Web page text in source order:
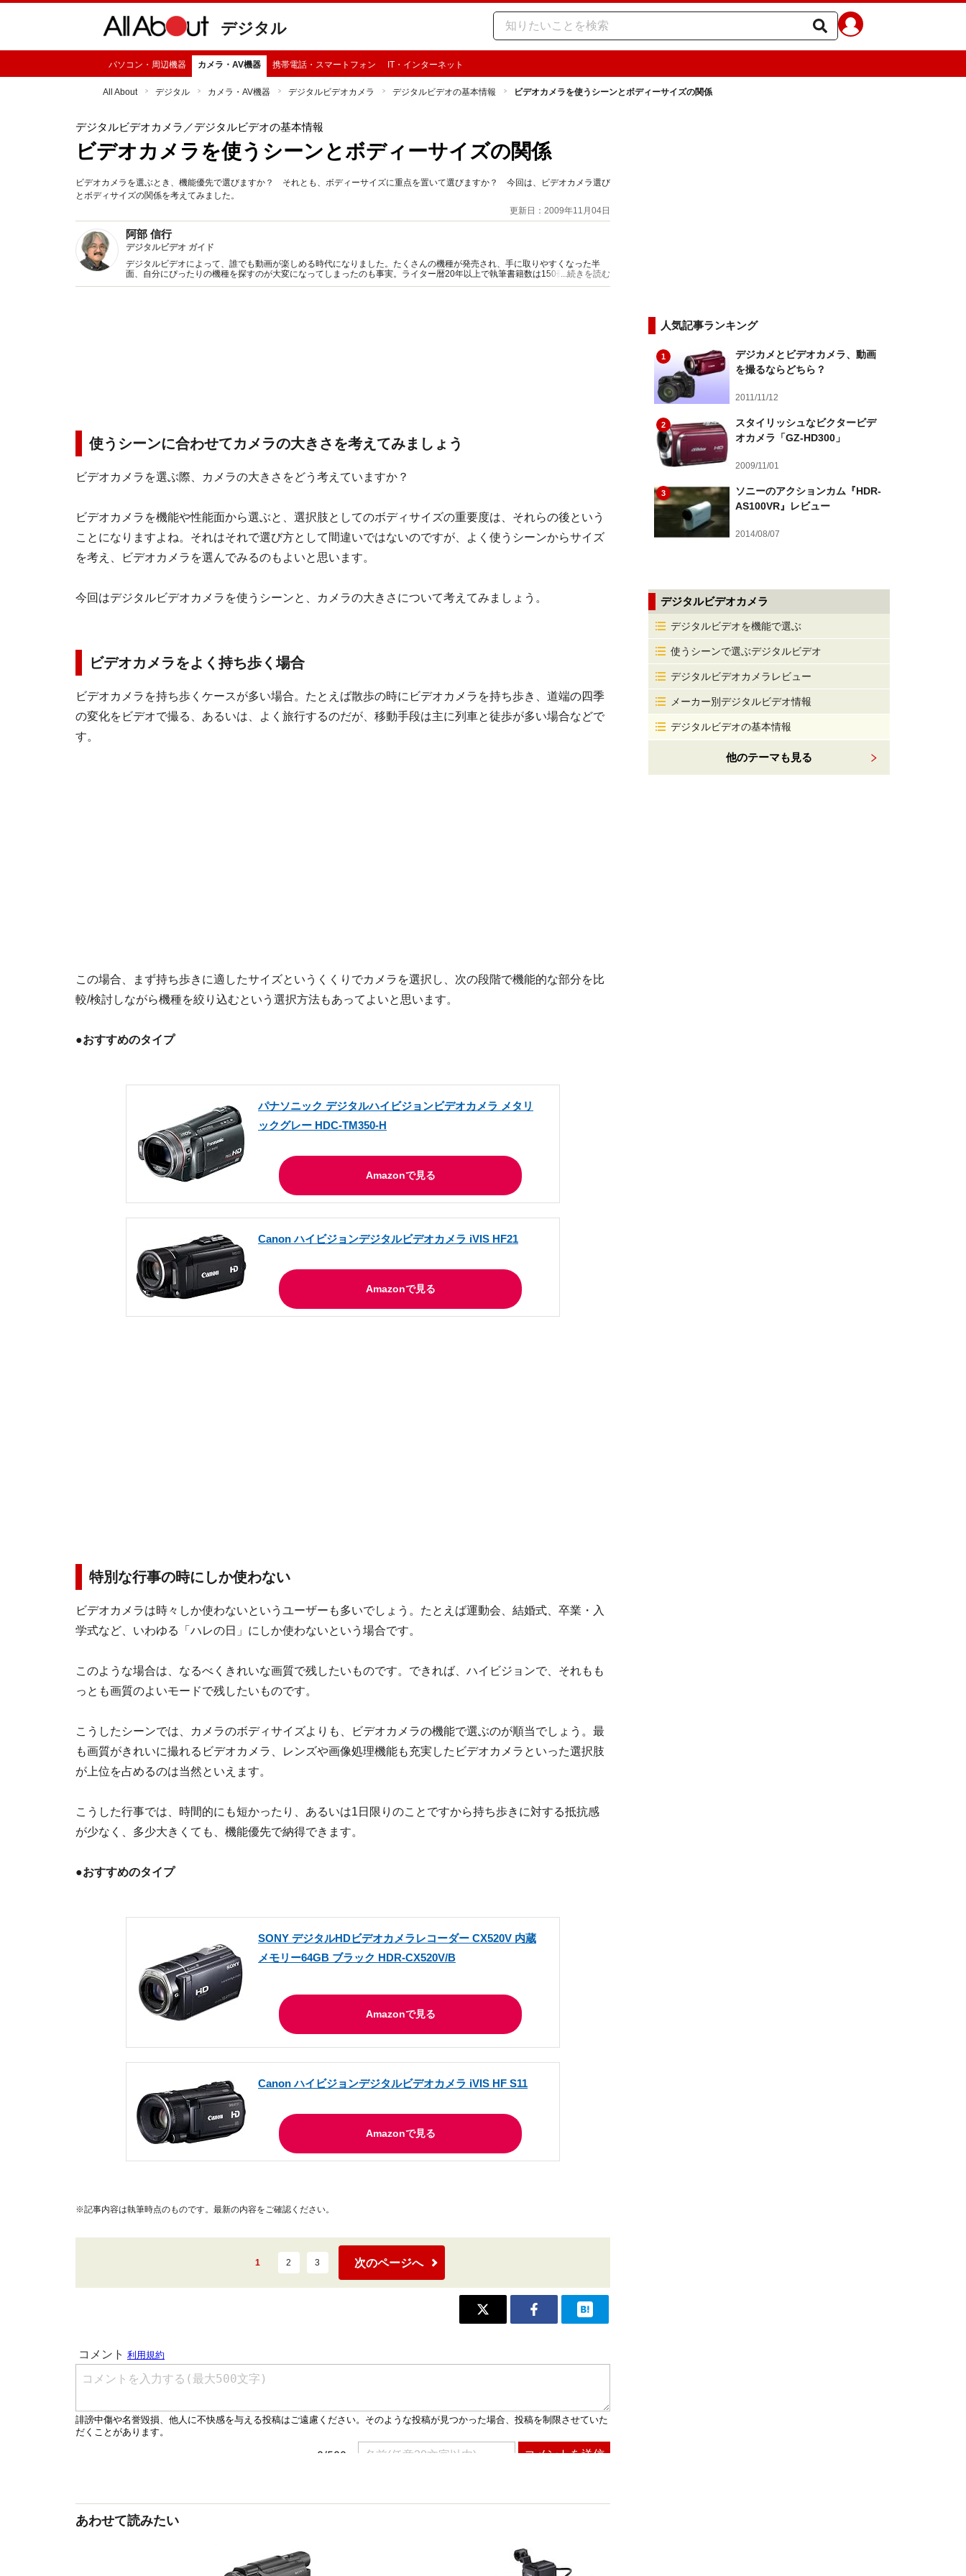
デジタル
パソコン・周辺機器 カメラ・AV機器 携帯電話・スマートフォン IT・インターネット
All About デジタル カメラ・AV機器 デジタルビデオカメラ デジタルビデオの基本情報 ビデオカメラを使うシーンとボディーサイズの関係
デジタルビデオカメラ ／デジタルビデオの基本情報
ビデオカメラを使うシーンとボディーサイズの関係
ビデオカメラを選ぶとき、機能優先で選びますか？ それとも、ボディーサイズに重点を置いて選びますか？ 今回は、ビデオカメラ選び
とボディサイズの関係を考えてみました。
更新日：2009年11月04日
阿部 信行
デジタルビデオ ガイド
デジタルビデオによって、誰でも動画が楽しめる時代になりました。たくさんの機種が発売され、手に取りやすくなった半
面、自分にぴったりの機種を探すのが大変になってしまったのも事実。ライター暦20年以上で執筆書籍数は150冊以上。のガ
イドが、デジタルビデオの選び方、楽しみ方を分かりやすく解説します。
...続きを読む
使うシーンに合わせてカメラの大きさを考えてみましょう
ビデオカメラを選ぶ際、カメラの大きさをどう考えていますか？
ビデオカメラを機能や性能面から選ぶと、選択肢としてのボディサイズの重要度は、それらの後という
ことになりますよね。それはそれで選び方として間違いではないのですが、よく使うシーンからサイズ
を考え、ビデオカメラを選んでみるのもよいと思います。
今回はデジタルビデオカメラを使うシーンと、カメラの大きさについて考えてみましょう。
ビデオカメラをよく持ち歩く場合
ビデオカメラを持ち歩くケースが多い場合。たとえば散歩の時にビデオカメラを持ち歩き、道端の四季
の変化をビデオで撮る、あるいは、よく旅行するのだが、移動手段は主に列車と徒歩が多い場合などで
す。
この場合、まず持ち歩きに適したサイズというくくりでカメラを選択し、次の段階で機能的な部分を比
較/検討しながら機種を絞り込むという選択方法もあってよいと思います。
●おすすめのタイプ
パナソニック デジタルハイビジョンビデオカメラ メタリ
ックグレー HDC-TM350-H
Amazonで見る
Canon ハイビジョンデジタルビデオカメラ iVIS HF21
Amazonで見る
特別な行事の時にしか使わない
ビデオカメラは時々しか使わないというユーザーも多いでしょう。たとえば運動会、結婚式、卒業・入
学式など、いわゆる「ハレの日」にしか使わないという場合です。
このような場合は、なるべくきれいな画質で残したいものです。できれば、ハイビジョンで、それもも
っとも画質のよいモードで残したいものです。
こうしたシーンでは、カメラのボディサイズよりも、ビデオカメラの機能で選ぶのが順当でしょう。最
も画質がきれいに撮れるビデオカメラ、レンズや画像処理機能も充実したビデオカメラといった選択肢
が上位を占めるのは当然といえます。
こうした行事では、時間的にも短かったり、あるいは1日限りのことですから持ち歩きに対する抵抗感
が少なく、多少大きくても、機能優先で納得できます。
●おすすめのタイプ
SONY デジタルHDビデオカメラレコーダー CX520V 内蔵
メモリー64GB ブラック HDR-CX520V/B
Amazonで見る
Canon ハイビジョンデジタルビデオカメラ iVIS HF S11
Amazonで見る
※記事内容は執筆時点のものです。最新の内容をご確認ください。
1 2 3 次のページへ
あわせて読みたい
人気記事ランキング
1
デジカメとビデオカメラ、動画
を撮るならどちら？
2011/11/12
2
スタイリッシュなビクタービデ
オカメラ「GZ-HD300」
2009/11/01
3
ソニーのアクションカム『HDR-
AS100VR』レビュー
2014/08/07
デジタルビデオカメラ
デジタルビデオを機能で選ぶ
使うシーンで選ぶデジタルビデオ
デジタルビデオカメラレビュー
メーカー別デジタルビデオ情報
デジタルビデオの基本情報
他のテーマも見る